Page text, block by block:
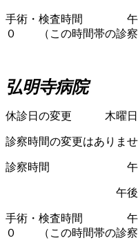
手術・検査時間 午
０ （この時間帯の診察
弘明寺病院
休診日の変更 木曜日
診察時間の変更はありま
診察時間 午前 ９
午
手術・検査時間 午
０ （この時間帯の診察